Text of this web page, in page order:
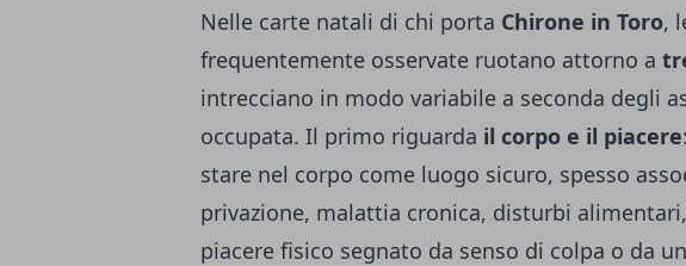
Nelle carte natali di chi porta Chirone in Toro,
frequentemente osservate ruotano attorno a
intrecciano in modo variabile a seconda degli
occupata. Il primo riguarda il corpo e il piacere
stare nel corpo come luogo sicuro, spesso
privazione, malattia cronica, disturbi
piacere fisico segnato da senso di colpa o da